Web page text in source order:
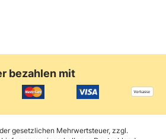
bezahlen mit
gesetzlichen Mehrwertsteuer, zzgl.